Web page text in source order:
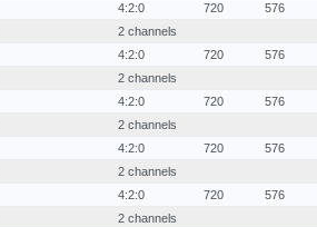
4:2:0 720 576
2 channels
4:2:0 720 576
2 channels
4:2:0 720 576
2 channels
4:2:0 720 576
2 channels
4:2:0 720 576
2 channels